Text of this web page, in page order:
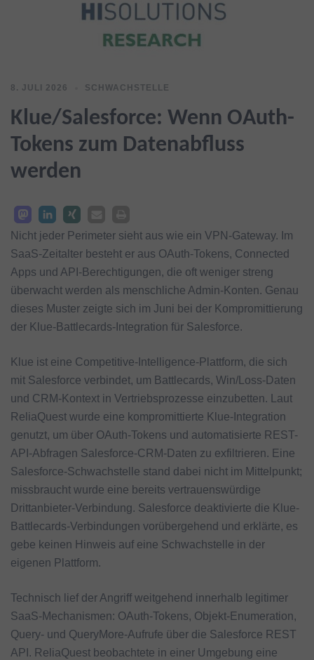
8. JULI 2026 SCHWACHSTELLE
Klue/Salesforce: Wenn OAuth-
Tokens zum Datenabfluss
werden
Nicht jeder Perimeter sieht aus wie ein VPN-Gateway. Im
SaaS-Zeitalter besteht er aus OAuth-Tokens, Connected
Apps und API-Berechtigungen, die oft weniger streng
überwacht werden als menschliche Admin-Konten. Genau
dieses Muster zeigte sich im Juni bei der Kompromittierung
der Klue-Battlecards-Integration für Salesforce.
Klue ist eine Competitive-Intelligence-Plattform, die sich
mit Salesforce verbindet, um Battlecards, Win/Loss-Daten
und CRM-Kontext in Vertriebsprozesse einzubetten. Laut
ReliaQuest wurde eine kompromittierte Klue-Integration
genutzt, um über OAuth-Tokens und automatisierte REST-
API-Abfragen Salesforce-CRM-Daten zu exfiltrieren. Eine
Salesforce-Schwachstelle stand dabei nicht im Mittelpunkt;
missbraucht wurde eine bereits vertrauenswürdige
Drittanbieter-Verbindung. Salesforce deaktivierte die Klue-
Battlecards-Verbindungen vorübergehend und erklärte, es
gebe keinen Hinweis auf eine Schwachstelle in der
eigenen Plattform.
Technisch lief der Angriff weitgehend innerhalb legitimer
SaaS-Mechanismen: OAuth-Tokens, Objekt-Enumeration,
Query- und QueryMore-Aufrufe über die Salesforce REST
API. ReliaQuest beobachtete in einer Umgebung eine